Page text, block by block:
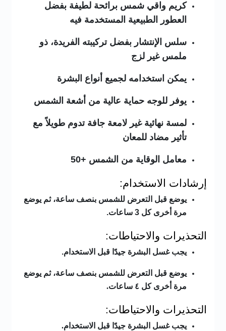
كريم واقي شمس برائحة لطيفة بفضل
العطور الطبيعية المستخدمة فيه
سلس الإنتشار بفضل تركيبته الفريدة، ذو
ملمس غير لزج
يمكن استخدامه لجميع أنواع البشرة
يوفر للوجه حماية عالية من أشعة الشمس
لمسة نهائية غير لامعة جافة تدوم طويلاً مع
تأثير مضاد للمعان
معامل الوقاية من الشمس +50
إرشادات الاستخدام:
يوضع قبل التعرض للشمس بنصف ساعة، ثم يوضع
مرة أخرى كل 3 ساعات.
التحذيرات والاحتياطات:
يجب غسل البشرة جيدًا قبل الاستخدام.
يوضع قبل التعرض للشمس بنصف ساعة، ثم يوضع
مرة أخرى كل ٤ ساعات.
التحذيرات والاحتياطات:
يجب غسل البشرة جيدًا قبل الاستخدام.